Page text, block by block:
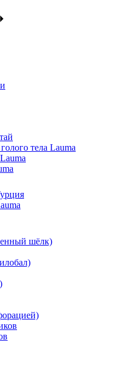
тела Lauma
шёлк)